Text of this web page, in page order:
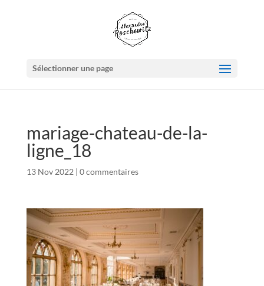
Sélectionner une page
mariage-chateau-de-la-
ligne_18
13 Nov 2022 | 0 commentaires